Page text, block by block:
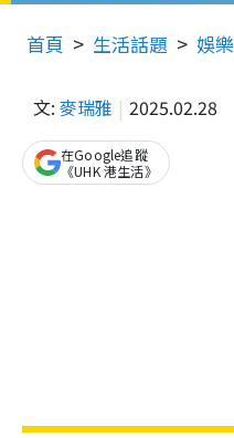
首頁 生活話題 娛樂
文: 麥瑞雅 2025.02.28
在Google追蹤
《UHK 港生活》